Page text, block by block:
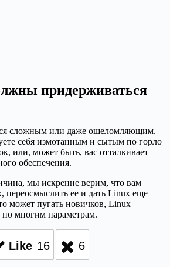
придерживаться
сложным или даже ошеломляющим.
себя измотанным и сытым по горло
или, может быть, вас отталкивает
обеспечения.
мы искренне верим, что вам
переосмыслить ее и дать Linux еще
может пугать новичков, Linux
по многим параметрам.
Like 16 6